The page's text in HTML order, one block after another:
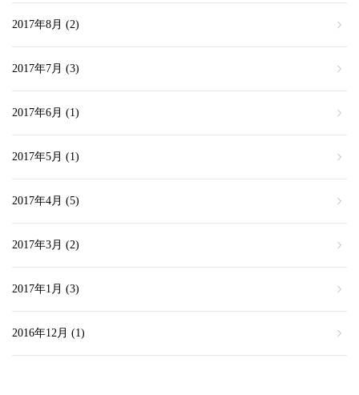
2017年8月 (2)
2017年7月 (3)
2017年6月 (1)
2017年5月 (1)
2017年4月 (5)
2017年3月 (2)
2017年1月 (3)
2016年12月 (1)